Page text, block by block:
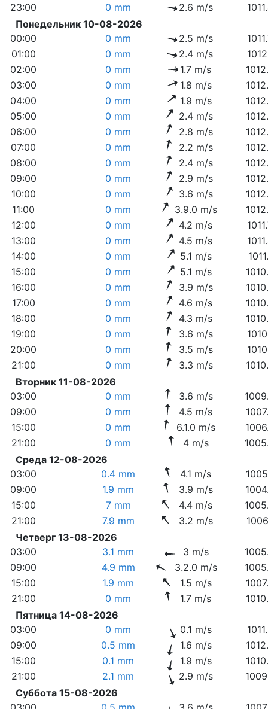
23:00
0 mm 2.6 m/s
Понедельник 10-08-2026
00:00
0 mm 2.5 m/s
01:00
0 mm 2.4 m/s
02:00
0 mm 1.7 m/s
03:00
0 mm 1.8 m/s
04:00
0 mm 1.9 m/s
05:00
0 mm 2.4 m/s
06:00
0 mm 2.8 m/s
07:00
0 mm 2.2 m/s
08:00
0 mm 2.4 m/s
09:00
0 mm 2.9 m/s
10:00
0 mm 3.6 m/s
11:00
0 mm 3.9.0 m/s
12:00
0 mm 4.2 m/s
13:00
0 mm 4.5 m/s
14:00
0 mm 5.1 m/s
15:00
0 mm 5.1 m/s
16:00
0 mm 3.9 m/s
17:00
0 mm 4.6 m/s
18:00
0 mm 4.3 m/s
19:00
0 mm 3.6 m/s
20:00
0 mm 3.5 m/s
21:00
0 mm 3.3 m/s
Вторник 11-08-2026
03:00
0 mm 3.6 m/s
09:00
0 mm 4.5 m/s
15:00
0 mm 6.1.0 m/s
21:00
0 mm 4 m/s
Среда 12-08-2026
03:00
0.4 mm 4.1 m/s
09:00
1.9 mm 3.9 m/s
15:00
7 mm 4.4 m/s
21:00
7.9 mm 3.2 m/s
Четверг 13-08-2026
03:00
3.1 mm 3 m/s
09:00
4.9 mm 3.2.0 m/s
15:00
1.9 mm 1.5 m/s
21:00
0 mm 1.7 m/s
Пятница 14-08-2026
03:00
0 mm 0.1 m/s
09:00
0.5 mm 1.6 m/s
15:00
0.1 mm 1.9 m/s
21:00
2.1 mm 2.9 m/s
Суббота 15-08-2026